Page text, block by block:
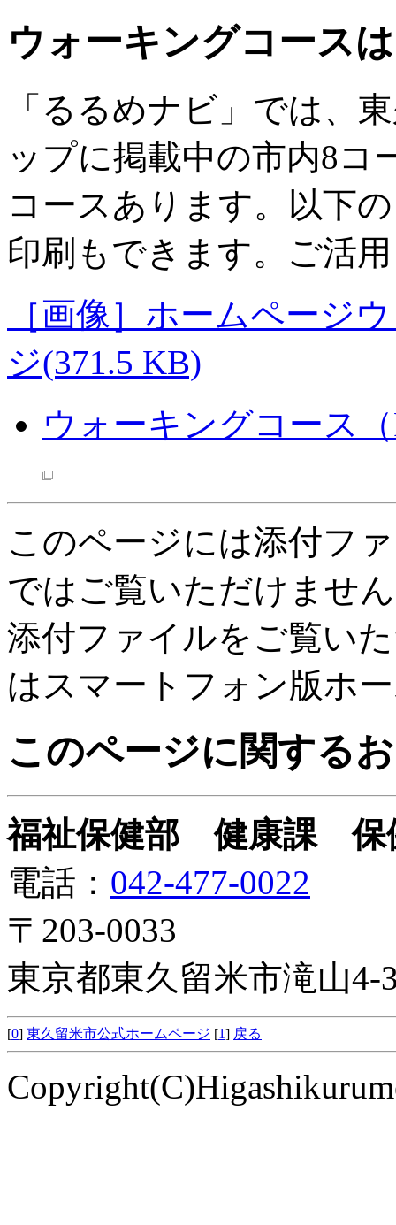
ウォーキングコース
「るるめナビ」では、
ップに掲載中の市内8コ
コースあります。以下
印刷もできます。ご活
［画像］ホームページ
ジ(371.5 KB)
ウォーキングコース
このページには添付フ
ではご覧いただけませ
添付ファイルをご覧い
はスマートフォン版ホ
このページに関する
福祉保健部 健康課 保
電話： 042-477-0022
〒203-0033
東京都東久留米市滝山4-
[0] 東久留米市公式ホームページ [1] 戻る